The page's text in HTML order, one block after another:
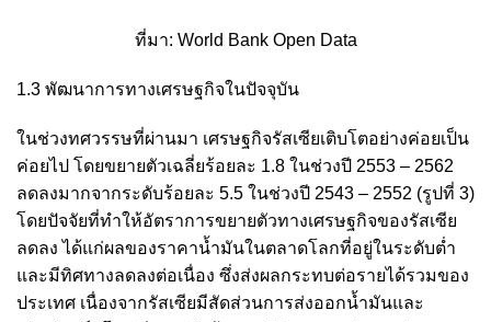
ที่มา: World Bank Open Data
1.3 พัฒนาการทางเศรษฐกิจในปัจจุบัน
ในช่วงทศวรรษที่ผ่านมา เศรษฐกิจรัสเซียเติบโตอย่างค่อยเป็น
ค่อยไป โดยขยายตัวเฉลี่ยร้อยละ 1.8 ในช่วงปี 2553 – 2562
ลดลงมากจากระดับร้อยละ 5.5 ในช่วงปี 2543 – 2552 (รูปที่ 3)
โดยปัจจัยที่ทำให้อัตราการขยายตัวทางเศรษฐกิจของรัสเซีย
ลดลง ได้แก่ผลของราคาน้ำมันในตลาดโลกที่อยู่ในระดับต่ำ
และมีทิศทางลดลงต่อเนื่อง ซึ่งส่งผลกระทบต่อรายได้รวมของ
ประเทศ เนื่องจากรัสเซียมีสัดส่วนการส่งออกน้ำมันและ